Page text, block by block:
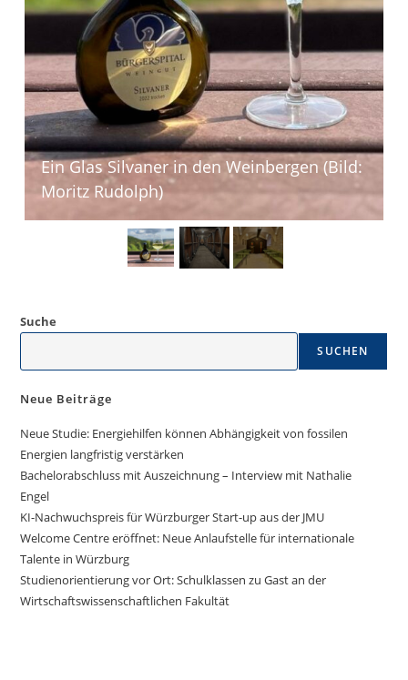
Ein Glas Silvaner in den Weinbergen (Bild:
Moritz Rudolph)
Suche
SUCHEN
Neue Beiträge
Neue Studie: Energiehilfen können Abhängigkeit von fossilen
Energien langfristig verstärken
Bachelorabschluss mit Auszeichnung – Interview mit Nathalie
Engel
KI-Nachwuchspreis für Würzburger Start-up aus der JMU
Welcome Centre eröffnet: Neue Anlaufstelle für internationale
Talente in Würzburg
Studienorientierung vor Ort: Schulklassen zu Gast an der
Wirtschaftswissenschaftlichen Fakultät